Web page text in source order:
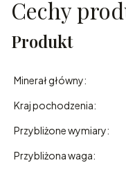
Cechy
Produkt
Minerał główny:
Kraj pochodzenia:
Przybliżone wymiary:
Przybliżona waga: